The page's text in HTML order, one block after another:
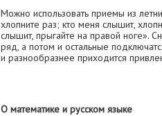
Можно использовать приемы из
хлопните раз; кто меня слышит,
слышит, прыгайте на правой ноге».
ряд, а потом и остальные
и разнообразнее приходится
О математике и русском языке